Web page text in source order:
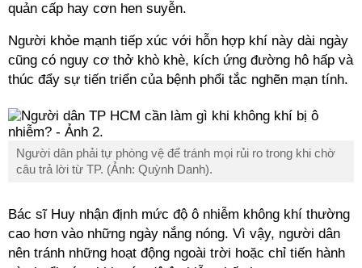
quản cấp hay cơn hen suyễn.
Người khỏe mạnh tiếp xúc với hỗn hợp khí này dài ngày
cũng có nguy cơ thở khò khè, kích ứng đường hô hấp và
thúc đẩy sự tiến triển của bệnh phổi tắc nghẽn mạn tính.
Người dân phải tự phòng vệ để tránh mọi rủi ro trong khi chờ
câu trả lời từ TP. (Ảnh: Quỳnh Danh).
Bác sĩ Huy nhận định mức độ ô nhiễm không khí thường
cao hơn vào những ngày nắng nóng. Vì vậy, người dân
nên tránh những hoạt động ngoài trời hoặc chỉ tiến hành